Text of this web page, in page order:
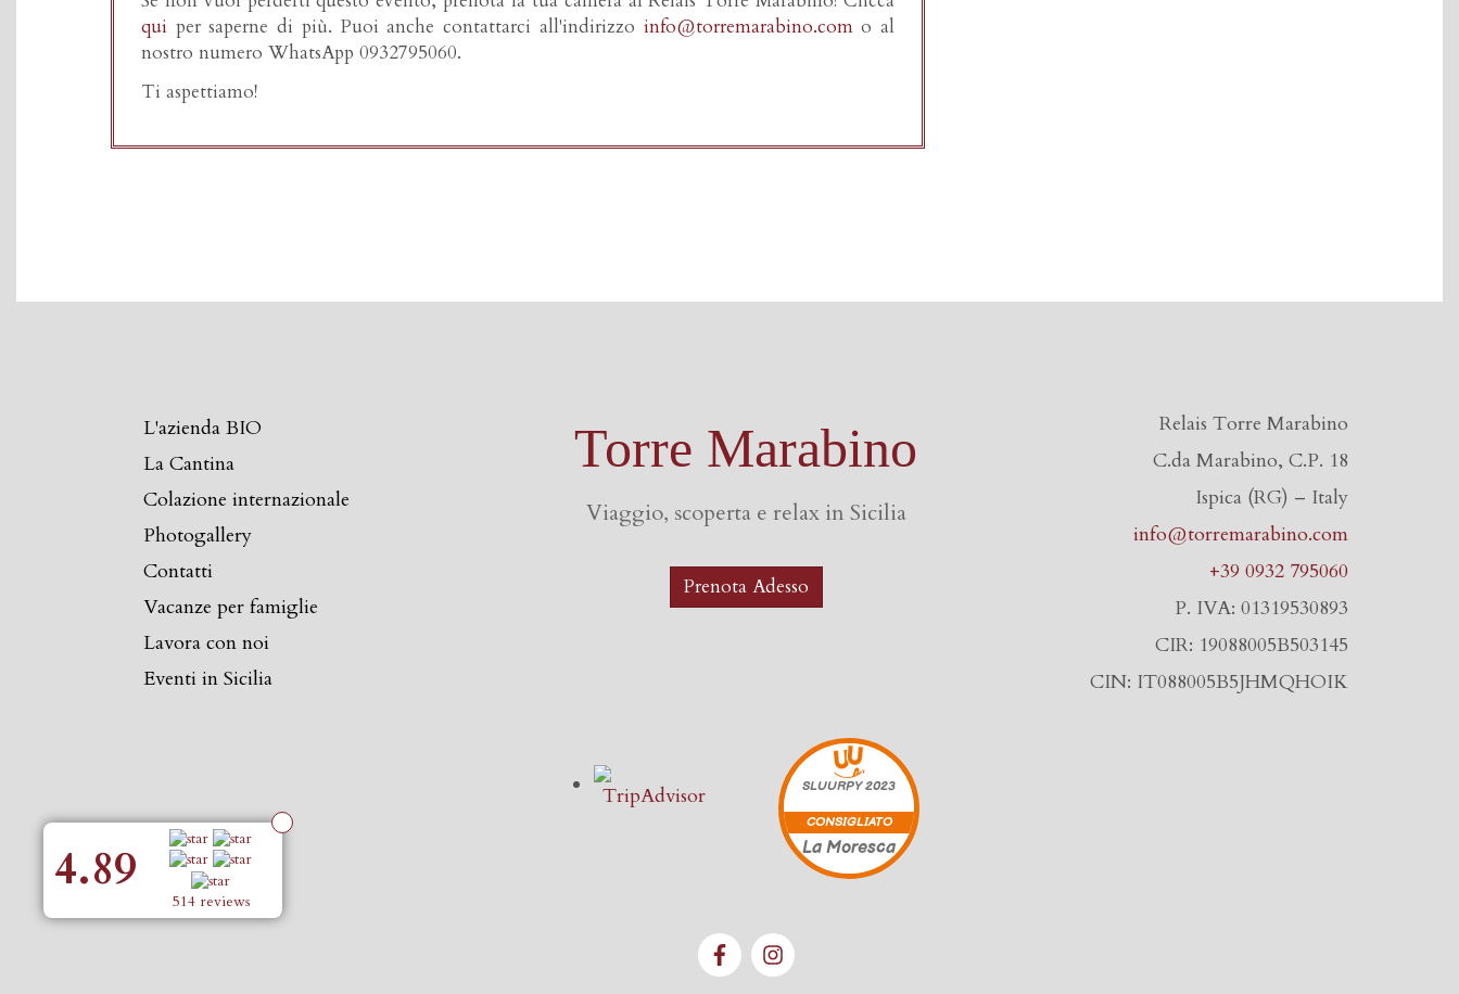
qui per saperne di più. Puoi anche contattarci all'indirizzo info@torremarabino.como al
nostro numero WhatsApp 0932795060.
Ti aspettiamo!
L'azienda BIO
La Cantina
Colazione internazionale
Photogallery
Contatti
Vacanze per famiglie
Lavora con noi
Eventi in Sicilia
Torre Marabino
Viaggio, scoperta e relax in Sicilia
Prenota Adesso
Relais Torre Marabino
C.da Marabino, C.P. 18
Ispica (RG) – Italy
info@torremarabino.com
+39 0932 795060
P. IVA: 01319530893
CIR: 19088005B503145
CIN: IT088005B5JHMQHOIK
SLUURPY2023
CONSIGLIATO
La Moresca
4.89
514 reviews